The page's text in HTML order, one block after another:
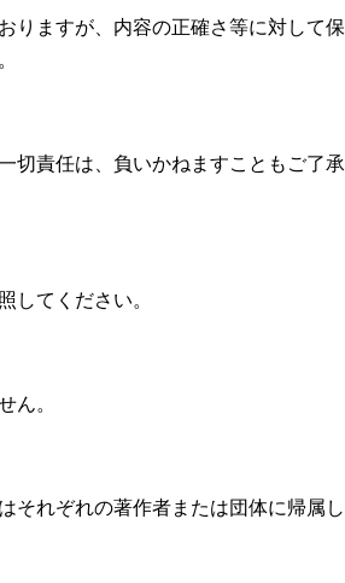
りますが、内容の正確さ等に対して保
切責任は、負いかねますこともご了承
してください。
ん。
それぞれの著作者または団体に帰属し